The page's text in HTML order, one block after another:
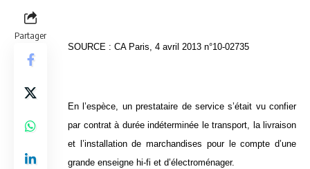
Partager
SOURCE : CA Paris, 4 avril 2013 n°10-02735
En l’espèce, un prestataire de service s’était vu confier
par contrat à durée indéterminée le transport, la livraison
et l’installation de marchandises pour le compte d’une
grande enseigne hi-fi et d’électroménager.